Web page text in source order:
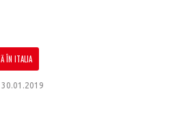
ÎN ITALIA
30.01.2019